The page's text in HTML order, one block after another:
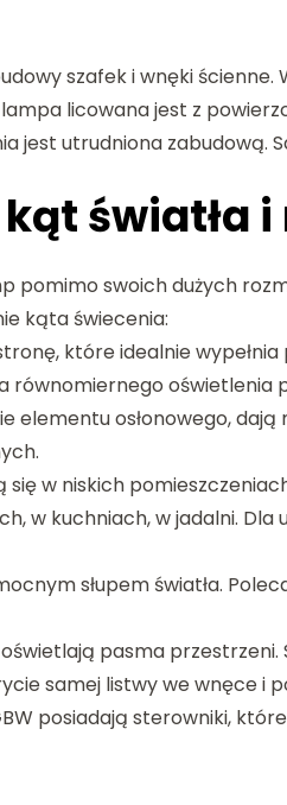
szafek i wnęki
licowana jest z
jest utrudniona zabudową.
światła
pomimo swoich dużych
kąta świecenia:
które idealnie wypełnia
równomiernego oświetlenia
elementu osłonowego,
się w niskich
w kuchniach, w jadalni.
słupem światła.
pasma
samej listwy we wnęce i
posiadają sterowniki,